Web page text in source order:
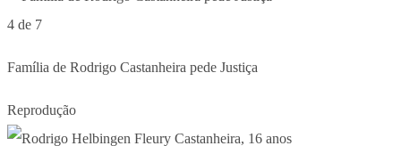
4 de 7
Família de Rodrigo Castanheira pede Justiça
Reprodução